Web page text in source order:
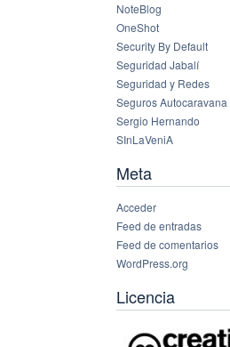
NoteBlog
OneShot
Security By Default
Seguridad Jabalí
Seguridad y Redes
Seguros Autocaravana
Sergio Hernando
SInLaVeniA
Meta
Acceder
Feed de entradas
Feed de comentarios
WordPress.org
Licencia